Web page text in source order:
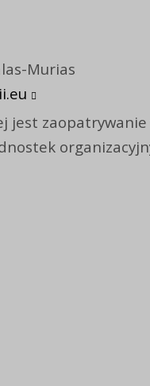
Murias
jest